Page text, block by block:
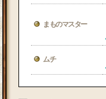
まものマスター
ムチ